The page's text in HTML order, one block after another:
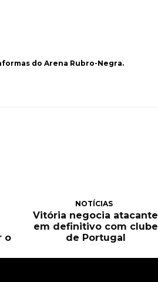
do Arena Rubro-Negra.
o
NOTÍCIAS
Vitória negocia atacante
em definitivo com clube
de Portugal